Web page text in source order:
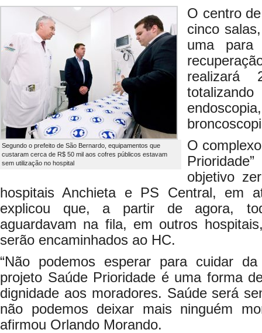
Segundo o prefeito de São Bernardo, equipamentos que
custaram cerca de R$ 50 mil aos cofres públicos estavam
sem utilização no hospital
O centro
cinco
uma
realizará
O
objetivo
hospitais Anchieta e PS Central, em
explicou que, a partir de agora,
aguardavam na fila, em outros
serão encaminhados ao HC.
“Não podemos esperar para cuidar
projeto Saúde Prioridade é uma forma
dignidade aos moradores. Saúde será
não podemos deixar mais ninguém
afirmou Orlando Morando.